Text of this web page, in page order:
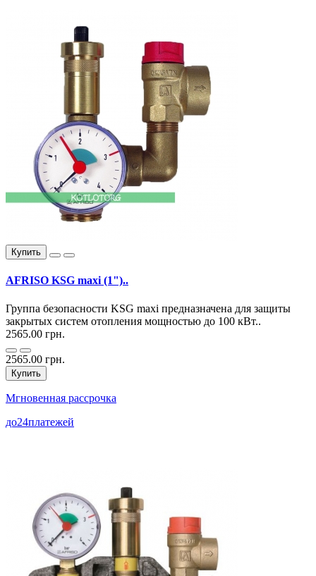
Купить
AFRISO KSG maxi (1")..
Группа безопасности KSG maxi предназначена для защиты
закрытых систем отопления мощностью до 100 кВт..
2565.00 грн.
2565.00 грн.
Купить
Мгновенная рассрочка
до24платежей